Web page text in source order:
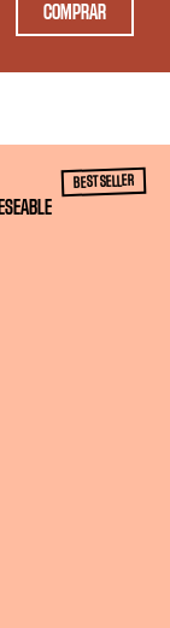
COMPRAR
BEST SELLER